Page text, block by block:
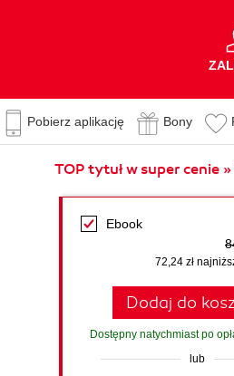
Pobierz aplikację Bony
TOP tytuł w super cenie
Ebook
72,24 zł
Dodaj do
Dostępny natychmiast po
lub